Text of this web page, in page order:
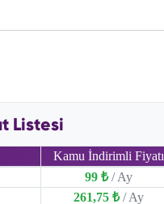
Listesi
Kamu İndirimli Fiyatı
99 ₺ / Ay
261,75 ₺ / Ay